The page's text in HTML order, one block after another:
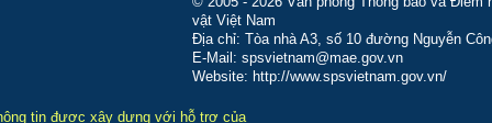
vật Việt Nam
Địa chỉ: Tòa nhà A3, số 10 đường Nguyễn
E-Mail: spsvietnam@mae.gov.vn
Website: http://www.spsvietnam.gov.vn/
tin được xây dựng với hỗ trợ của